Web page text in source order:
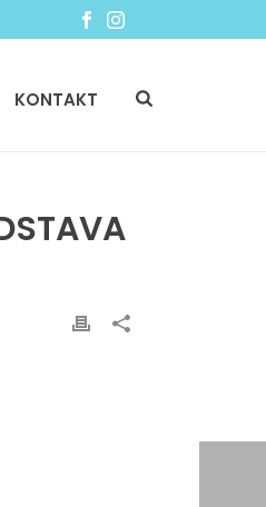
KONTAKT